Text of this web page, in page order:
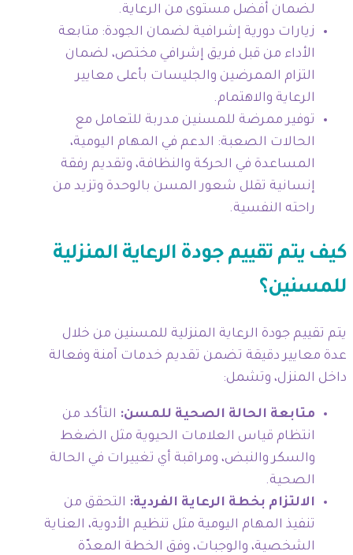
لضمان أفضل مستوى من الرعاية.
زيارات دورية إشرافية لضمان الجودة: متابعة
الأداء من قبل فريق إشرافي مختص، لضمان
التزام الممرضين والجليسات بأعلى معايير
الرعاية والاهتمام.
توفير ممرضة للمسنين مدربة للتعامل مع
الحالات الصعبة: الدعم في المهام اليومية،
المساعدة في الحركة والنظافة، وتقديم رفقة
إنسانية تقلل شعور المسن بالوحدة وتزيد من
راحته النفسية.
كيف يتم تقييم جودة الرعاية المنزلية
للمسنين؟
يتم تقييم جودة الرعاية المنزلية للمسنين من خلال
عدة معايير دقيقة تضمن تقديم خدمات آمنة وفعالة
داخل المنزل، وتشمل:
متابعة الحالة الصحية للمسن: التأكد من
انتظام قياس العلامات الحيوية مثل الضغط
والسكر والنبض، ومراقبة أي تغييرات في الحالة
الصحية.
الالتزام بخطة الرعاية الفردية: التحقق من
تنفيذ المهام اليومية مثل تنظيم الأدوية، العناية
الشخصية، والوجبات، وفق الخطة المعدّة